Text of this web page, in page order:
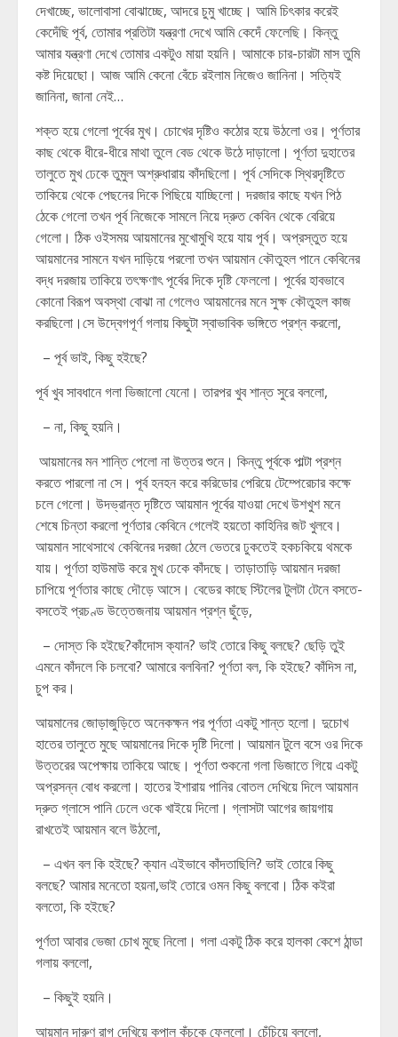
দেখাচ্ছে, ভালোবাসা বোঝাচ্ছে, আদরে চুমু খাচ্ছে। আমি চিৎকার করেই
কেদেঁছি পূর্ব, তোমার প্রতিটা যন্ত্রণা দেখে আমি কেদেঁ ফেলেছি। কিন্তু
আমার যন্ত্রণা দেখে তোমার একটুও মায়া হয়নি। আমাকে চার-চারটা মাস তুমি
কষ্ট দিয়েছো। আজ আমি কেনো বেঁচে রইলাম নিজেও জানিনা। সত্যিই
জানিনা, জানা নেই…
শক্ত হয়ে গেলো পূর্বের মুখ। চোখের দৃষ্টিও কঠোর হয়ে উঠলো ওর। পূর্ণতার
কাছ থেকে ধীরে-ধীরে মাথা তুলে বেড থেকে উঠে দাড়ালো। পূর্ণতা দুহাতের
তালুতে মুখ ঢেকে তুমুল অশ্রুধারায় কাঁদছিলো। পূর্ব সেদিকে স্থিরদৃষ্টিতে
তাকিয়ে থেকে পেছনের দিকে পিছিয়ে যাচ্ছিলো। দরজার কাছে যখন পিঠ
ঠেকে গেলো তখন পূর্ব নিজেকে সামলে নিয়ে দ্রুত কেবিন থেকে বেরিয়ে
গেলো। ঠিক ওইসময় আয়মানের মুখোমুখি হয়ে যায় পূর্ব। অপ্রস্তুত হয়ে
আয়মানের সামনে যখন দাড়িয়ে পরলো তখন আয়মান কৌতুহল পানে কেবিনের
বদ্ধ দরজায় তাকিয়ে তৎক্ষণাৎ পূর্বের দিকে দৃষ্টি ফেললো। পূর্বের হাবভাবে
কোনো বিরূপ অবস্থা বোঝা না গেলেও আয়মানের মনে সুক্ষ কৌতুহল কাজ
করছিলো।সে উদ্বেগপূর্ণ গলায় কিছুটা স্বাভাবিক ভঙ্গিতে প্রশ্ন করলো,
– পূর্ব ভাই, কিছু হইছে?
পূর্ব খুব সাবধানে গলা ভিজালো যেনো। তারপর খুব শান্ত সুরে বললো,
– না, কিছু হয়নি।
আয়মানের মন শান্তি পেলো না উত্তর শুনে। কিন্তু পূর্বকে পাল্টা প্রশ্ন
করতে পারলো না সে। পূর্ব হনহন করে করিডোর পেরিয়ে টেম্পেরেচার কক্ষে
চলে গেলো। উদভ্রান্ত দৃষ্টিতে আয়মান পূর্বের যাওয়া দেখে উশখুশ মনে
শেষে চিন্তা করলো পূর্ণতার কেবিনে গেলেই হয়তো কাহিনির জট খুলবে।
আয়মান সাথেসাথে কেবিনের দরজা ঠেলে ভেতরে ঢুকতেই হকচকিয়ে থমকে
যায়। পূর্ণতা হাউমাউ করে মুখ ঢেকে কাঁদছে। তাড়াতাড়ি আয়মান দরজা
চাপিয়ে পূর্ণতার কাছে দৌড়ে আসে। বেডের কাছে স্টিলের টুলটা টেনে বসতে-
বসতেই প্রচণ্ড উত্তেজনায় আয়মান প্রশ্ন ছুঁড়ে,
– দোস্ত কি হইছে?কাঁদোস ক্যান? ভাই তোরে কিছু বলছে? ছেড়ি তুই
এমনে কাঁদলে কি চলবো? আমারে বলবিনা? পূর্ণতা বল, কি হইছে? কাঁদিস না,
চুপ কর।
আয়মানের জোড়াজুড়িতে অনেকক্ষন পর পূর্ণতা একটু শান্ত হলো। দুচোখ
হাতের তালুতে মুছে আয়মানের দিকে দৃষ্টি দিলো। আয়মান টুলে বসে ওর দিকে
উত্তরের অপেক্ষায় তাকিয়ে আছে। পূর্ণতা শুকনো গলা ভিজাতে গিয়ে একটু
অপ্রসন্ন বোধ করলো। হাতের ইশারায় পানির বোতল দেখিয়ে দিলে আয়মান
দ্রুত গ্লাসে পানি ঢেলে ওকে খাইয়ে দিলো। গ্লাসটা আগের জায়গায়
রাখতেই আয়মান বলে উঠলো,
– এখন বল কি হইছে? ক্যান এইভাবে কাঁদতাছিলি? ভাই তোরে কিছু
বলছে? আমার মনেতো হয়না,ভাই তোরে ওমন কিছু বলবো। ঠিক কইরা
বলতো, কি হইছে?
পূর্ণতা আবার ভেজা চোখ মুছে নিলো। গলা একটু ঠিক করে হালকা কেশে ঠান্ডা
গলায় বললো,
– কিছুই হয়নি।
আয়মান দারুণ রাগ দেখিয়ে কপাল কুঁচকে ফেললো। চেঁচিয়ে বললো,